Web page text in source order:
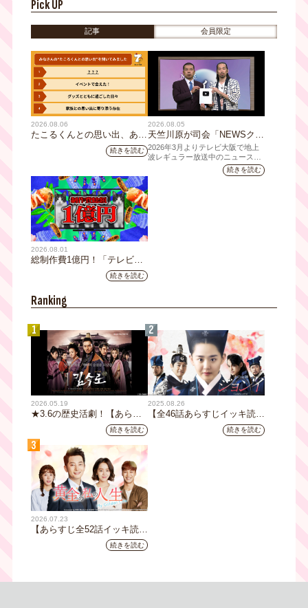
顔』｜庶子出身の王子が＜観
相＞を武器に王となる｜テレ
ビ大阪月～金曜あさ8時放送
放送中【TVerあり】
Pick UP
記事 会員限定
2026.08.06
たこるくんとの思い出、あり
ますか？会員のみなさんに聞
続きを読む
2026.08.05
天竺川原が司会「NEWSクラ
イシス」チャンネル登録者数
10万人突破！テレビ大阪の番
組史上最速記録を更新
2026年3月よりテレビ大阪で地上
波レギュラー放送中のニュース番
組「NEWSクライシス」が、この
たび2026年7月12日(日)に、
続きを読む
2026.08.01
総制作費1億円！「テレビ大
阪ネクストIPプロジェクト」
第1弾採用企画が決定 第2弾
応募も締切
続きを読む
Ranking
1
2026.05.19
★3.6の歴史活劇！【あらす
じ全32話イッキ読み】韓国ド
ラマ『鉄の王 キム・スロ』
｜テレビ大阪5月20日(水)あ
さ8時00分スタート【TVer配
信あり】
続きを読む
2
2025.08.26
【全46話あらすじイッキ読
み】韓国ドラマ『火の女神
ジョンイ』｜テレビ大阪 9
続きを読む
3
2026.07.23
【あらすじ全52話イッキ読
み】韓国ドラマ『黄金の私の
人生』｜テレビ大阪 月曜～
続きを読む